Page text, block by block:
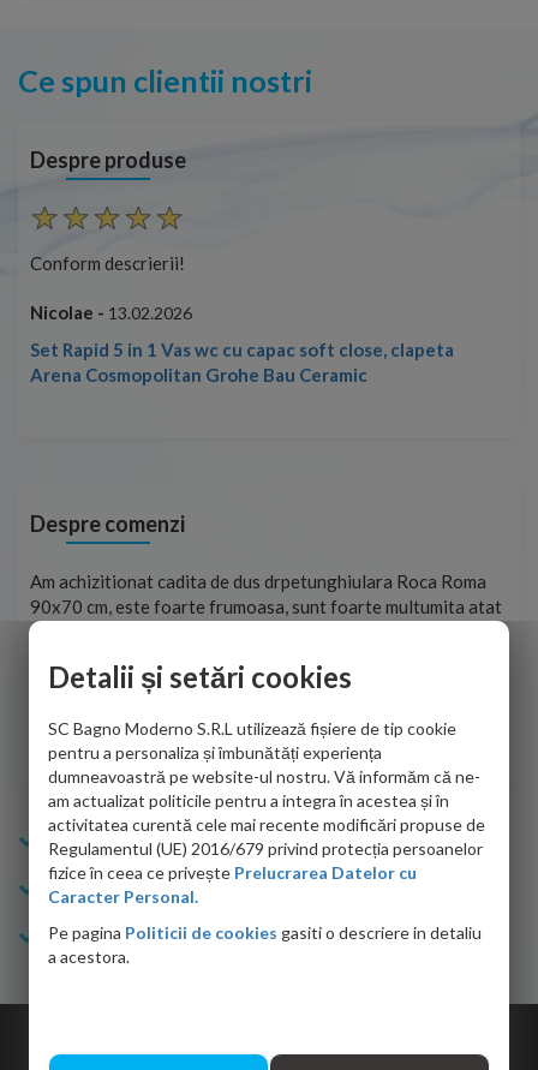
Ce spun clientii nostri
Despre produse
Conform descrierii!
Nicolae - 13.02.2026
Set Rapid 5 in 1 Vas wc cu capac soft close, clapeta
Arena Cosmopolitan Grohe Bau Ceramic
Despre comenzi
Am achizitionat cadita de dus drpetunghiulara Roca Roma
90x70 cm, este foarte frumoasa, sunt foarte multumita atat
de personalul firmei dvs. cu care am colaborat in obtinerea
adus coletul in siguranta.Numai bine, va doresc!
Sofrone Viviana -28.07.2026
Info Bagno
Cumparaturi
Suport clienti
Detalii și setări cookies
SC Bagno Moderno S.R.L utilizează fișiere de tip cookie
pentru a personaliza și îmbunătăți experiența
dumneavoastră pe website-ul nostru. Vă informăm că ne-
am actualizat politicile pentru a integra în acestea și în
activitatea curentă cele mai recente modificări propuse de
Regulamentul (UE) 2016/679 privind protecția persoanelor
fizice în ceea ce privește Prelucrarea Datelor cu
Caracter Personal.
Pe pagina Politicii de cookies gasiti o descriere in detaliu
a acestora.